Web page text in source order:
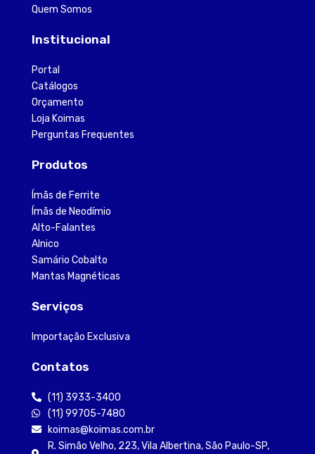
Quem Somos
Institucional
Portal
Catálogos
Orçamento
Loja Koimas
Perguntas Frequentes
Produtos
Ímãs de Ferrite
Ímãs de Neodímio
Alto-Falantes
Alnico
Samário Cobalto
Mantas Magnéticas
Serviços
Importação Exclusiva
Contatos
(11) 3933-3400
(11) 99705-7480
koimas@koimas.com.br
R. Simão Velho, 223, Vila Albertina, São Paulo-SP,